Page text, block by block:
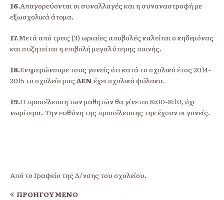
16.Απαγορεύονται οι συναλλαγές και η συναναστροφή με
εξωσχολικά άτομα.
17.Μετά από τρεις (3) ωριαίες αποβολές καλείται ο κηδεμόνας
και συζητείται η επιβολή μεγαλύτερης ποινής.
18.Ενημερώνουμε τους γονείς ότι κατά το σχολικό έτος 2014-
2015 το σχολείο μας ΔΕΝ έχει σχολικό φύλακα.
19.Η προσέλευση των μαθητών θα γίνεται 8:00-8:10, όχι
νωρίτερα. Την ευθύνη της προσέλευσης την έχουν οι γονείς.
Από το Γραφείο της Δ/νσης του σχολείου.
ΠΡΟΗΓΟΎΜΕΝΟ